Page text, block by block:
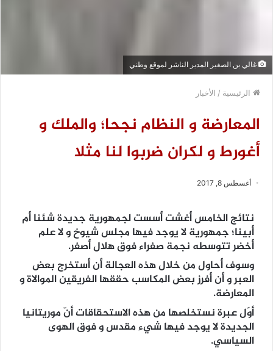
غالي بن الصغير المدير الناشر لموقع وطني
الرئيسية / الأخبار
المعارضة و النظام نجحا؛ والملك و
أغورط و لكران ضربوا لنا مثلا
أغسطس 8, 2017
نتائج الخامس أغشت أسست لجمهورية جديدة شئنا أم
أبينا؛ جمهورية لا يوجد فيها مجلس شيوخ و لا علم
أخضر تتوسطه نجمة صفراء فوق هلال أصفر.
وسوف أحاول من خلال هذه العجالة أن أستخرج بعض
العبر و أن أفرز بعض المكاسب حققها الفريقين الموالاة و
المعارضة.
أوّل عبرة نستخلصها من هذه الاستحقاقات أنّ موريتانيا
الجديدة لا يوجد فيها شيء مقدس و فوق الهوى
السياسي.